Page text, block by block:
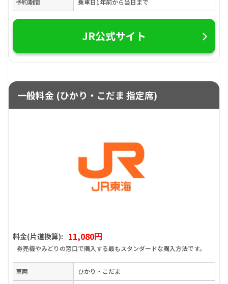
予約期間 乗車日1年前から当日まで
JR公式サイト
一般料金 (ひかり・こだま 指定席)
料金(片道換算): 11,080円
券売機やみどりの窓口で購入する最もスタンダードな購入方法です。
車両 ひかり・こだま